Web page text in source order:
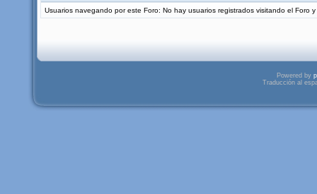
Usuarios navegando por este Foro: No hay usuarios registrados visitando el Foro
Powered by
Traducción al